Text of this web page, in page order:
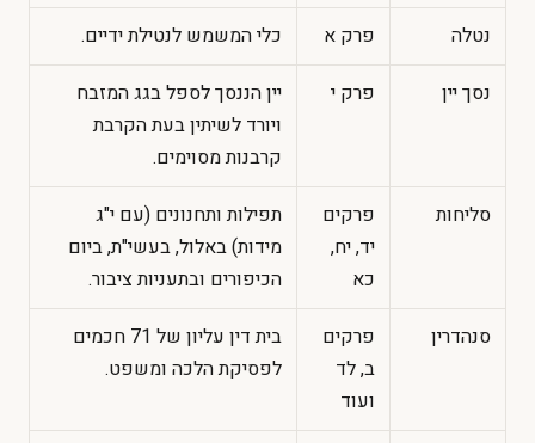
נטלה
פרק א
כלי המשמש לנטילת ידיים.
נסך יין
פרק י
יין הננסך לספל בגג המזבח
ויורד לשיתין בעת הקרבת
קרבנות מסוימים.
סליחות
פרקים
יד, יח,
כא
תפילות ותחנונים (עם י"ג
מידות) באלול, בעשי"ת, ביום
הכיפורים ובתעניות ציבור.
סנהדרין
פרקים
ב, לד
ועוד
בית דין עליון של 71 חכמים
לפסיקת הלכה ומשפט.